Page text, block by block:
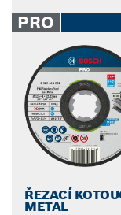
PRO
ŘEZACÍ
METAL